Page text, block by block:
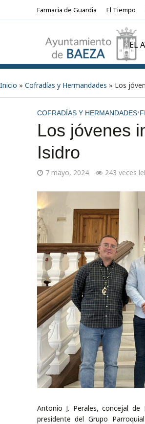
Farmacia de Guardia El Tiempo
EL
Inicio » Cofradías y Hermandades » Los
COFRADÍAS Y HERMANDADES•
Los jóvenes
Isidro
7 mayo, 2024 243 veces
Antonio J. Perales, concejal
presidente del Grupo